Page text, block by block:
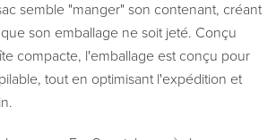
semble "manger" son contenant, créant
son emballage ne soit jeté. Conçu
compacte, l'emballage est conçu pour
tout en optimisant l'expédition et